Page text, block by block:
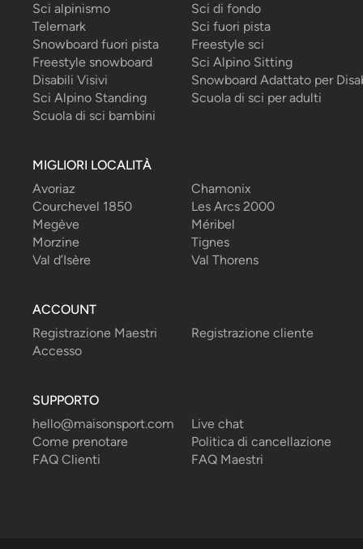
Sci alpinismo
Sci di fondo
Telemark
Sci fuori pista
Snowboard fuori pista
Freestyle sci
Freestyle snowboard
Sci Alpino Sitting
Disabili Visivi
Snowboard Adattato per
Sci Alpino Standing
Scuola di sci per adulti
Scuola di sci bambini
MIGLIORI LOCALITÀ
Avoriaz
Chamonix
Courchevel 1850
Les Arcs 2000
Megève
Méribel
Morzine
Tignes
Val d’Isère
Val Thorens
ACCOUNT
Registrazione Maestri
Registrazione cliente
Accesso
SUPPORTO
hello@maisonsport.com
Live chat
Come prenotare
Politica di cancellazione
FAQ Clienti
FAQ Maestri